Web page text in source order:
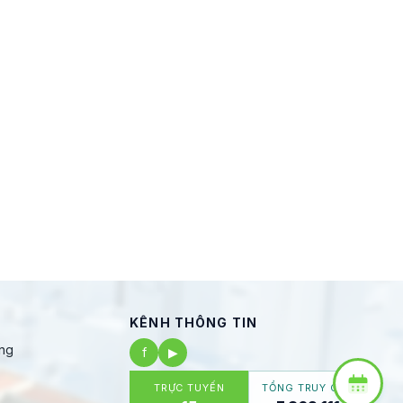
KÊNH THÔNG TIN
f
▶
TRỰC TUYẾN TỔNG TRUY CẬP